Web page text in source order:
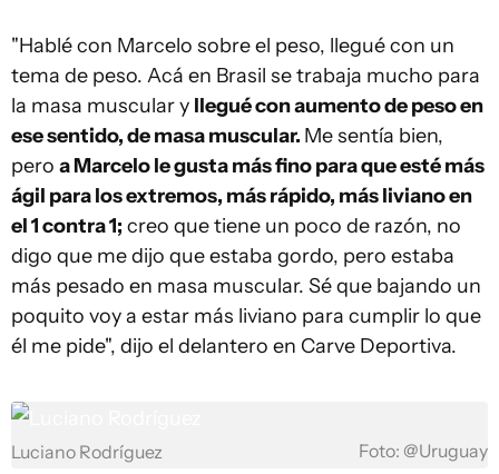
"Hablé con Marcelo sobre el peso, llegué con un
tema de peso. Acá en Brasil se trabaja mucho para
la masa muscular y llegué con aumento de peso en
ese sentido, de masa muscular. Me sentía bien,
pero a Marcelo le gusta más fino para que esté más
ágil para los extremos, más rápido, más liviano en
el 1 contra 1; creo que tiene un poco de razón, no
digo que me dijo que estaba gordo, pero estaba
más pesado en masa muscular. Sé que bajando un
poquito voy a estar más liviano para cumplir lo que
él me pide", dijo el delantero en Carve Deportiva.
Luciano Rodríguez Foto: @Uruguay